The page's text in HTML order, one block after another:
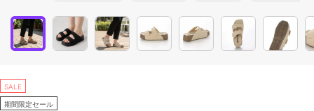
SALE
期間限定セール